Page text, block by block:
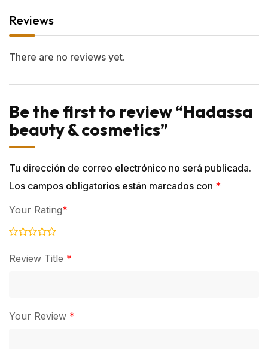
Reviews
There are no reviews yet.
Be the first to review “Hadassa
beauty & cosmetics”
Tu dirección de correo electrónico no será publicada.
Los campos obligatorios están marcados con *
Review Title *
Your Rating*
Your Review *